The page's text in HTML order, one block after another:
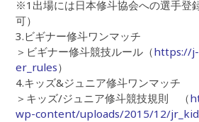
※1出場には日本修斗協会への選手登
可）
3.ビギナー修斗ワンマッチ
＞ビギナー修斗競技ルール（https://
er_rules）
4.キッズ&ジュニア修斗ワンマッチ
＞キッズ/ジュニア修斗競技規則 （
wp-content/uploads/2015/12/